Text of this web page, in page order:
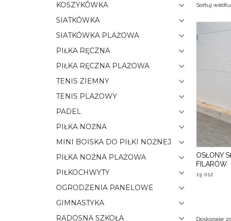
Sortuj
OSŁONY
FILARÓW
19 012
Doskonale
KOSZYKÓWKA
SIATKÓWKA
SIATKÓWKA PLAŻOWA
PIŁKA RĘCZNA
PIŁKA RĘCZNA PLAŻOWA
TENIS ZIEMNY
TENIS PLAŻOWY
PADEL
PIŁKA NOŻNA
MINI BOISKA DO PIŁKI NOŻNEJ
PIŁKA NOŻNA PLAŻOWA
PIŁKOCHWYTY
OGRODZENIA PANELOWE
GIMNASTYKA
RADOSNA SZKOŁA